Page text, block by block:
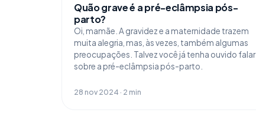
Quão grave é a pré-eclâmpsia pós-
parto?
Oi, mamãe. A gravidez e a maternidade trazem
muita alegria, mas, às vezes, também algumas
preocupações. Talvez você já tenha ouvido falar
sobre a pré-eclâmpsia pós-parto.
28 nov 2024 · 2 min